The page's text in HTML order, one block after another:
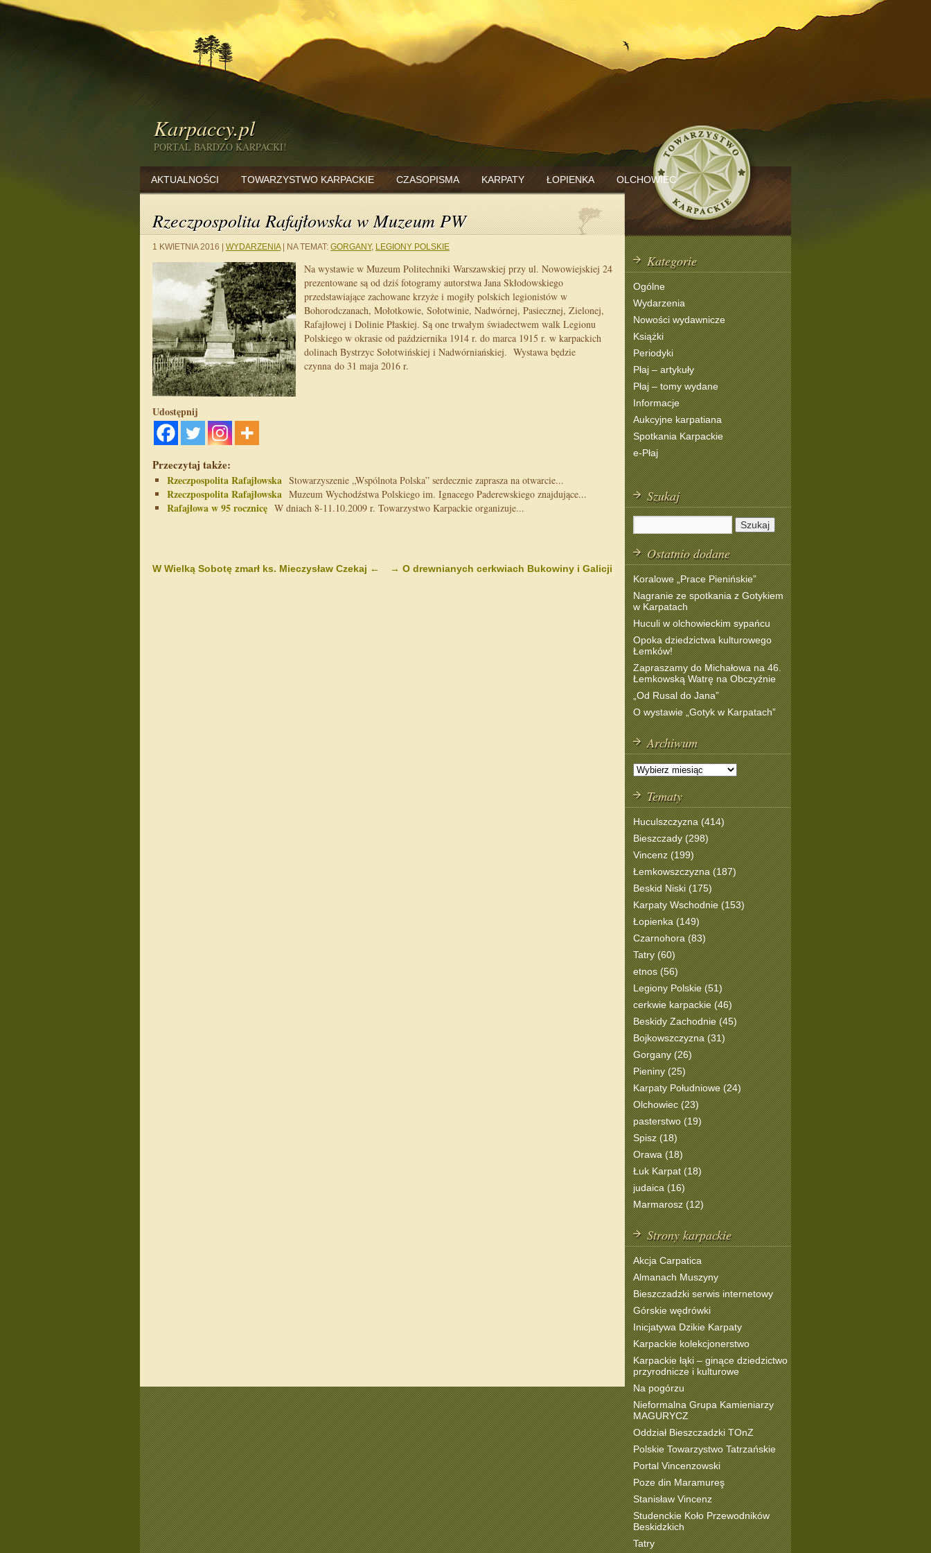
Karpaccy.pl
PORTAL BARDZO KARPACKI!
AKTUALNOŚCI TOWARZYSTWO KARPACKIE CZASOPISMA KARPATY ŁOPIENKA OLCHOWIEC
Rzeczpospolita Rafajłowska w Muzeum PW
1 KWIETNIA 2016 WYDARZENIA NA TEMAT: GORGANY, LEGIONY POLSKIE
Na wystawie w Muzeum Politechniki Warszawskiej przy ul. Nowowiejskiej 24
prezentowane są od dziś fotogramy autorstwa Jana Skłodowskiego
przedstawiające zachowane krzyże i mogiły polskich legionistów w
Bohorodczanach, Mołotkowie, Sołotwinie, Nadwórnej, Pasiecznej, Zielonej,
Rafajłowej i Dolinie Płaskiej. Są one trwałym świadectwem walk Legionu
Polskiego w okrasie od października 1914 r. do marca 1915 r. w karpackich
dolinach Bystrzyc Sołotwińskiej i Nadwórniańskiej. Wystawa będzie
czynna do 31 maja 2016 r.
Udostępnij
Przeczytaj także:
Rzeczpospolita Rafajłowska Stowarzyszenie „Wspólnota Polska” serdecznie zaprasza na otwarcie...
Rzeczpospolita Rafajłowska Muzeum Wychodźstwa Polskiego im. Ignacego Paderewskiego znajdujące...
Rafajłowa w 95 rocznicę W dniach 8-11.10.2009 r. Towarzystwo Karpackie organizuje...
→ O drewnianych cerkwiach Bukowiny i Galicji
W Wielką Sobotę zmarł ks. Mieczysław Czekaj ←
Kategorie
Ogólne
Wydarzenia
Nowości wydawnicze
Książki
Periodyki
Płaj – artykuły
Płaj – tomy wydane
Informacje
Aukcyjne karpatiana
Spotkania Karpackie
e-Płaj
Szukaj
Ostatnio dodane
Koralowe „Prace Pienińskie”
Nagranie ze spotkania z Gotykiem
w Karpatach
Huculi w olchowieckim sypańcu
Opoka dziedzictwa kulturowego
Łemków!
Zapraszamy do Michałowa na 46.
Łemkowską Watrę na Obczyźnie
„Od Rusal do Jana”
O wystawie „Gotyk w Karpatach”
Archiwum
Tematy
Huculszczyzna (414)
Bieszczady (298)
Vincenz (199)
Łemkowszczyzna (187)
Beskid Niski (175)
Karpaty Wschodnie (153)
Łopienka (149)
Czarnohora (83)
Tatry (60)
etnos (56)
Legiony Polskie (51)
cerkwie karpackie (46)
Beskidy Zachodnie (45)
Bojkowszczyzna (31)
Gorgany (26)
Pieniny (25)
Karpaty Południowe (24)
Olchowiec (23)
pasterstwo (19)
Spisz (18)
Orawa (18)
Łuk Karpat (18)
judaica (16)
Marmarosz (12)
Strony karpackie
Akcja Carpatica
Almanach Muszyny
Bieszczadzki serwis internetowy
Górskie wędrówki
Inicjatywa Dzikie Karpaty
Karpackie kolekcjonerstwo
Karpackie łąki – ginące dziedzictwo
przyrodnicze i kulturowe
Na pogórzu
Nieformalna Grupa Kamieniarzy
MAGURYCZ
Oddział Bieszczadzki TOnZ
Polskie Towarzystwo Tatrzańskie
Portal Vincenzowski
Poze din Maramureş
Stanisław Vincenz
Studenckie Koło Przewodników
Beskidzkich
Tatry